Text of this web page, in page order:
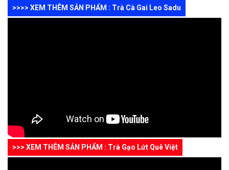
>>>> XEM THÊM SẢN PHẨM : Trà Cà Gai Leo Sadu
>>> XEM THÊM SẢN PHẨM : Trà Gạo Lứt Quê Việt